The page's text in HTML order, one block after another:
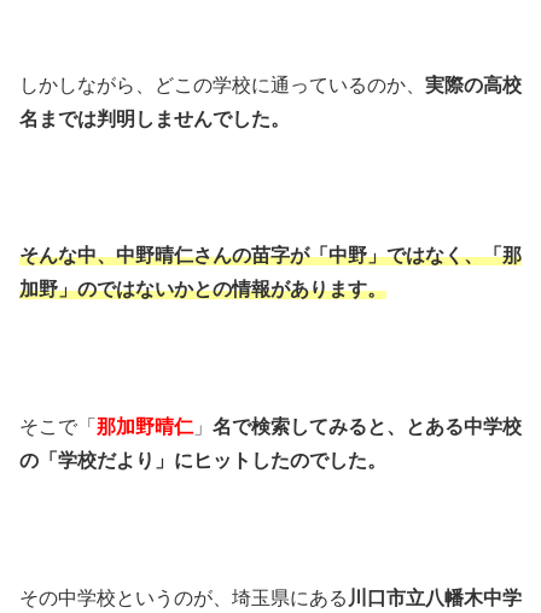
しかしながら、どこの学校に通っているのか、 実際の高校
名までは判明しませんでした。
そんな中、中野晴仁さんの苗字が「中野」ではなく、「那
加野」のではないかとの情報があります。
そこで「 那加野晴仁 」 名で検索してみると、とある中学校
の「学校だより」にヒットしたのでした。
その中学校というのが、埼玉県にある 川口市立八幡木中学